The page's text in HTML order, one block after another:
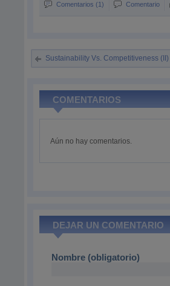
Comentarios (1) Comentario
Sustainability Vs. Competitiveness (II)
COMENTARIOS
Aún no hay comentarios.
DEJAR UN COMENTARIO
Nombre (obligatorio)